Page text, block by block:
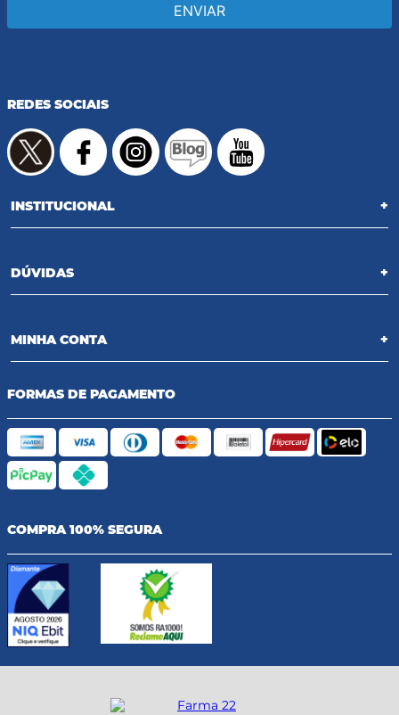
ENVIAR
REDES SOCIAIS
INSTITUCIONAL +
DÚVIDAS +
MINHA CONTA +
FORMAS DE PAGAMENTO
COMPRA 100% SEGURA